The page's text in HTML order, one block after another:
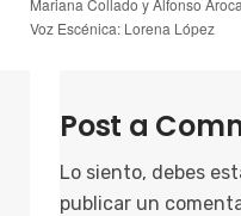
Voz Escénica: Lorena López
Post a
Lo siento, debes
publicar un